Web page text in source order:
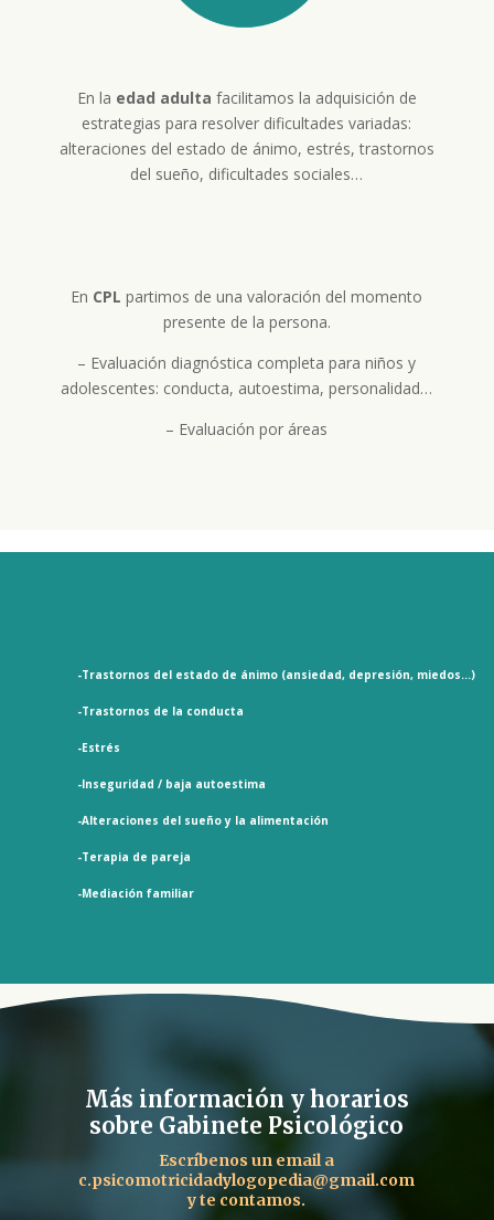
En la edad adulta facilitamos la adquisición de
estrategias para resolver dificultades variadas:
alteraciones del estado de ánimo, estrés, trastornos
del sueño, dificultades sociales…
En CPL partimos de una valoración del momento
presente de la persona.
– Evaluación diagnóstica completa para niños y
adolescentes: conducta, autoestima, personalidad…
– Evaluación por áreas
-Trastornos del estado de ánimo (ansiedad, depresión, miedos…)
-Trastornos de la conducta
-Estrés
-Inseguridad / baja autoestima
-Alteraciones del sueño y la alimentación
-Terapia de pareja
-Mediación familiar
Más información y horarios
sobre Gabinete Psicológico
Escríbenos un email a
c.psicomotricidadylogopedia@gmail.com
y te contamos.